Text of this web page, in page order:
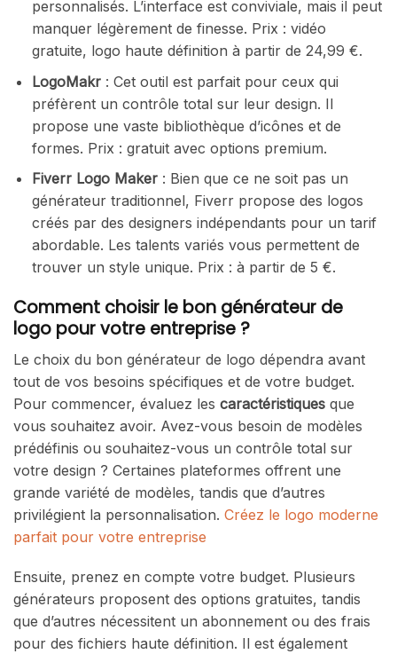
personnalisés. L’interface est conviviale, mais il peut
manquer légèrement de finesse. Prix : vidéo
gratuite, logo haute définition à partir de 24,99 €.
LogoMakr: Cet outil est parfait pour ceux qui
préfèrent un contrôle total sur leur design. Il
propose une vaste bibliothèque d’icônes et de
formes. Prix : gratuit avec options premium.
Fiverr Logo Maker: Bien que ce ne soit pas un
générateur traditionnel, Fiverr propose des logos
créés par des designers indépendants pour un tarif
abordable. Les talents variés vous permettent de
trouver un style unique. Prix : à partir de 5 €.
Comment choisir le bon générateur de
logo pour votre entreprise ?
Le choix du bon générateur de logo dépendra avant
tout de vos besoins spécifiques et de votre budget.
Pour commencer, évaluez les caractéristiques que
vous souhaitez avoir. Avez-vous besoin de modèles
prédéfinis ou souhaitez-vous un contrôle total sur
votre design ? Certaines plateformes offrent une
grande variété de modèles, tandis que d’autres
privilégient la personnalisation. Créez le logo moderne
parfait pour votre entreprise
Ensuite, prenez en compte votre budget. Plusieurs
générateurs proposent des options gratuites, tandis
que d’autres nécessitent un abonnement ou des frais
pour des fichiers haute définition. Il est également